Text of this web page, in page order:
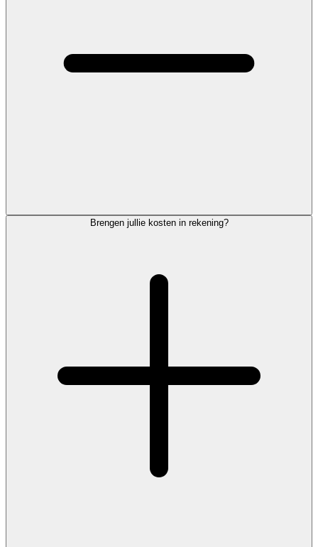
Brengen jullie kosten in rekening?